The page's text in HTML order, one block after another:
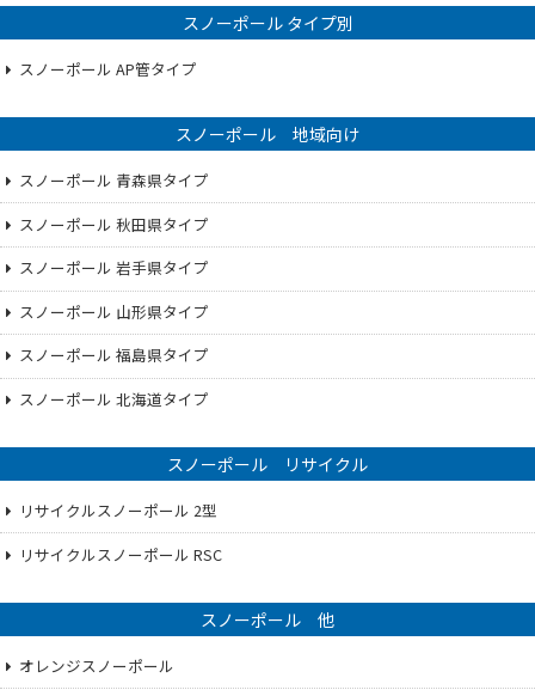
スノーポール タイプ別
スノーポール AP管タイプ
スノーポール 地域向け
スノーポール 青森県タイプ
スノーポール 秋田県タイプ
スノーポール 岩手県タイプ
スノーポール 山形県タイプ
スノーポール 福島県タイプ
スノーポール 北海道タイプ
スノーポール リサイクル
リサイクルスノーポール 2型
リサイクルスノーポール RSC
スノーポール 他
オレンジスノーポール